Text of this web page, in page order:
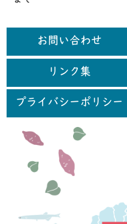
お問い合わせ
リンク集
プライバシーポリシー